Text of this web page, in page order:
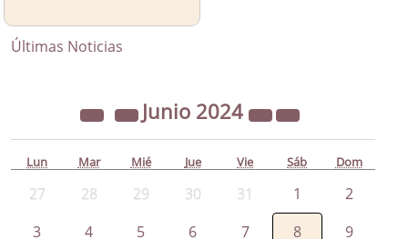
Últimas Noticias
Junio 2024
Lun Mar Mié Jue Vie Sáb Dom
27 28 29 30 31 1
2
3
4 5 6 7 8 9